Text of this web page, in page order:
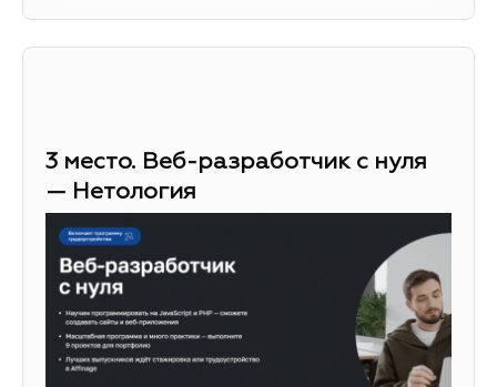
3 место. Веб-разработчик с нуля
— Нетология